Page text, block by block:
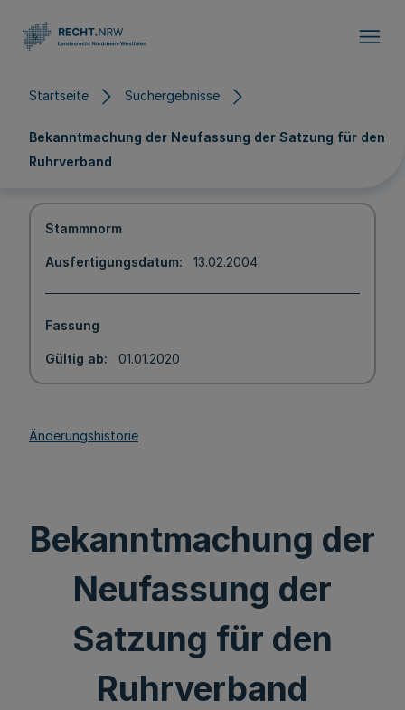
Startseite Suchergebnisse
Bekanntmachung der Neufassung der Satzung für den
Ruhrverband
Stammnorm
Ausfertigungsdatum 13.02.2004
Fassung
Gültig ab 01.01.2020
Änderungshistorie
Bekanntmachung der
Neufassung der
Satzung für den
Ruhrverband